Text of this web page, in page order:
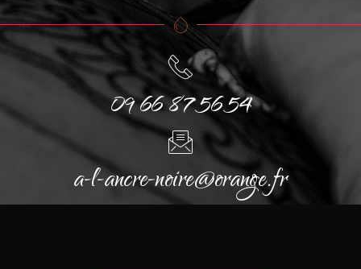
09 66 87 56 54
a-l-ancre-noire@orange.fr